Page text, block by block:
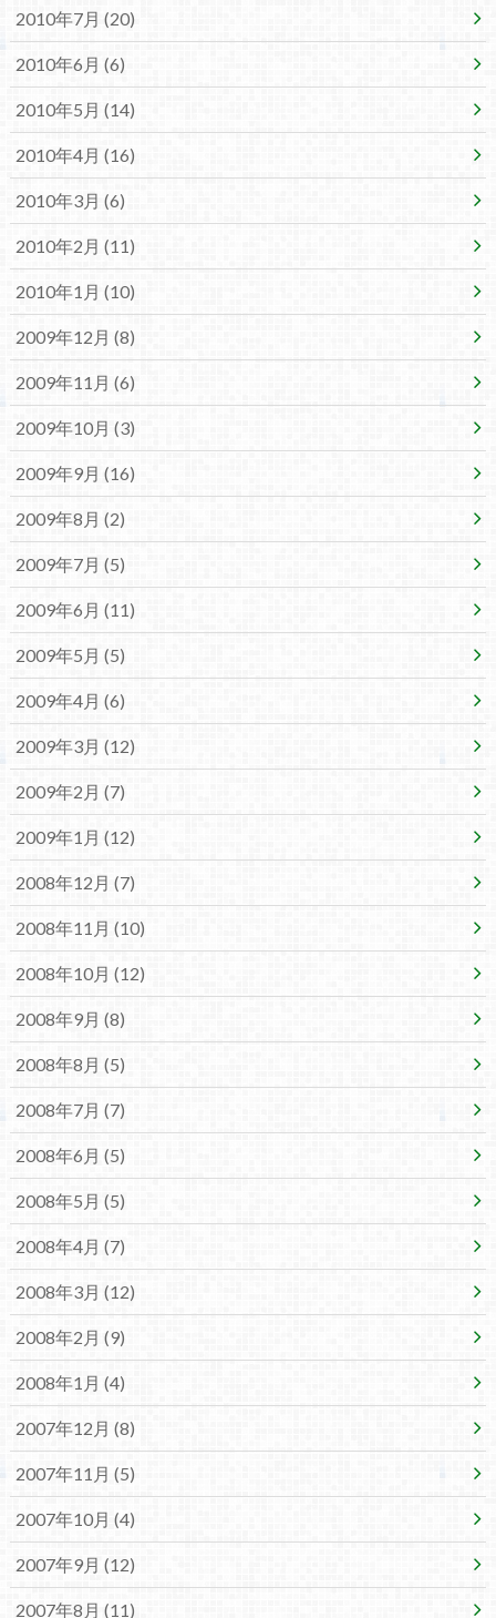
2010年7月 (20)
2010年6月 (6)
2010年5月 (14)
2010年4月 (16)
2010年3月 (6)
2010年2月 (11)
2010年1月 (10)
2009年12月 (8)
2009年11月 (6)
2009年10月 (3)
2009年9月 (16)
2009年8月 (2)
2009年7月 (5)
2009年6月 (11)
2009年5月 (5)
2009年4月 (6)
2009年3月 (12)
2009年2月 (7)
2009年1月 (12)
2008年12月 (7)
2008年11月 (10)
2008年10月 (12)
2008年9月 (8)
2008年8月 (5)
2008年7月 (7)
2008年6月 (5)
2008年5月 (5)
2008年4月 (7)
2008年3月 (12)
2008年2月 (9)
2008年1月 (4)
2007年12月 (8)
2007年11月 (5)
2007年10月 (4)
2007年9月 (12)
2007年8月 (11)